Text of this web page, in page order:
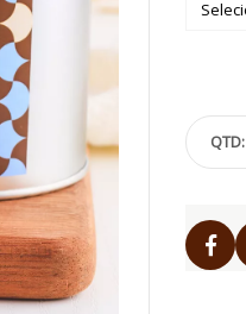
QTD: